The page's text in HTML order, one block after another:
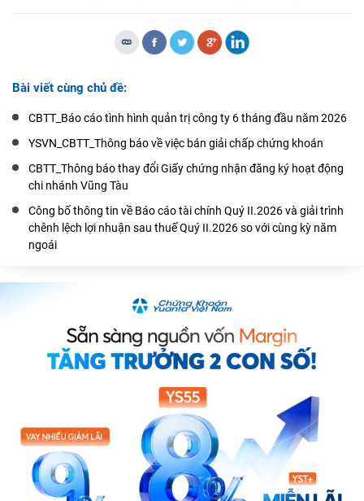
Bài viết cùng chủ đề:
CBTT_Báo cáo tình hình quản trị công ty 6 tháng đầu năm 2026
YSVN_CBTT_Thông báo về việc bán giải chấp chứng khoán
CBTT_Thông báo thay đổi Giấy chứng nhận đăng ký hoạt động
chi nhánh Vũng Tàu
Công bố thông tin về Báo cáo tài chính Quý II.2026 và giải trình
chênh lệch lợi nhuận sau thuế Quý II.2026 so với cùng kỳ năm
ngoái